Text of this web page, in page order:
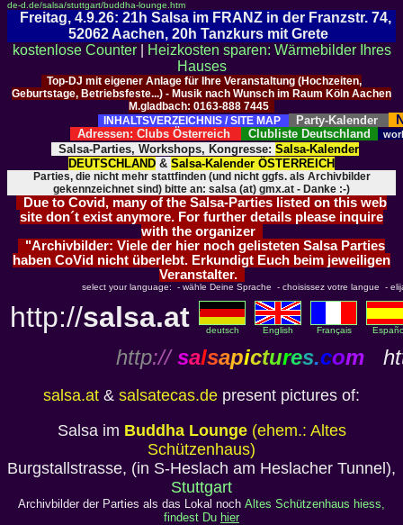
de-d.de/salsa/stuttgart/buddha-lounge.htm
Freitag, 4.9.26: 21h Salsa im FRANZ in der Franzstr. 74,
52062 Aachen, 20h Tanzkurs mit Grete
kostenlose Counter|
Heizkosten sparen: Wärmebilder Ihres
Hauses
Top-DJ mit eigener Anlage für Ihre Veranstaltung (Hochzeiten,
Geburtstage, Betriebsfeste...) - Musik nach Wunsch im Raum Köln Aachen
M.gladbach: 0163-888 7445
INHALTSVERZEICHNIS / SITE MAP
Party-Kalender
Adressen: Clubs Österreich Clubliste Deutschland
Salsa-Parties, Workshops, Kongresse: Salsa-Kalender
DEUTSCHLAND & Salsa-Kalender ÖSTERREICH
Parties, die nicht mehr stattfinden (und nicht ggfs. als Archivbilder
gekennzeichnet sind) bitte an: salsa (at) gmx.at - Danke :-)
Due to Covid, many of the Salsa-Parties listed on this web
site don´t exist anymore. For further details please inquire
with the organizer
"Archivbilder: Viele der hier noch gelisteten Salsa Parties
haben CoVid nicht überlebt. Erkundigt Euch beim jeweiligen
Veranstalter.
select your language: - wähle Deine Sprache - choisissez votre langue -
http://salsa.at deutsch English Français
http:// salsapictures.com
salsa.at & salsatecas.de present pictures of:
Salsa im Buddha Lounge(ehem.: Altes
Schützenhaus)
Burgstallstrasse, (in S-Heslach am Heslacher Tunnel),
Stuttgart
Archivbilder der Parties als das Lokal noch Altes Schützenhaus hiess,
findest Du hier